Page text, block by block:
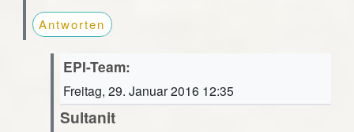
Antworten
EPI-Team:
Freitag, 29. Januar 2016 12:35
Sultanit